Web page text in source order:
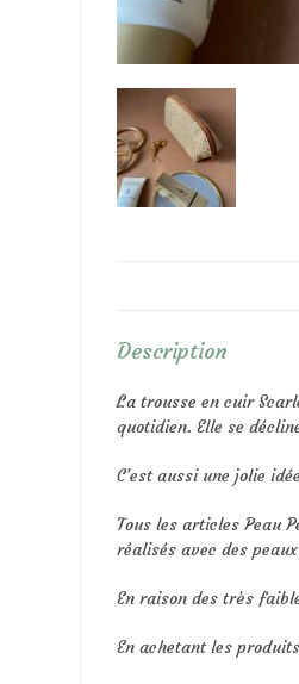
Description
La trousse en cuir
quotidien. Elle se
C’est aussi une jolie
Tous les articles Peau
réalisés avec des
En raison des très
En achetant les